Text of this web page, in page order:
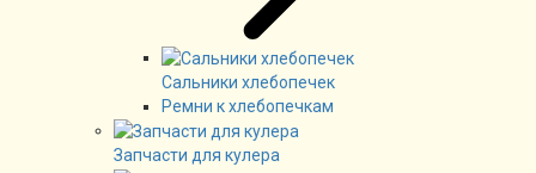
Сальники хлебопечек
Ремни к хлебопечкам
Запчасти для кулера